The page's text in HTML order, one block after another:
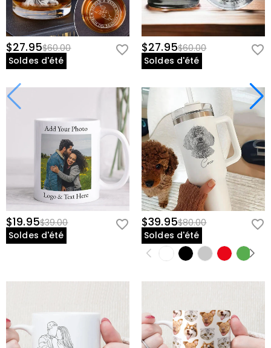
$27.95$60.00
Soldes d'été
$27.95$60.00
Soldes d'été
$19.95$39.00
Soldes d'été
$39.95$80.00
Soldes d'été